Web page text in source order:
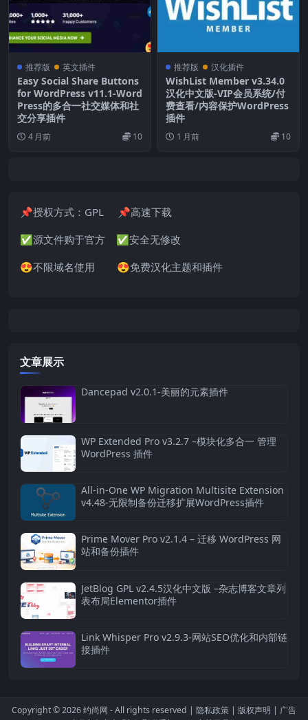
推荐版 英文插件
Easy Social Share Buttons
for WordPress v11.1-Word
Press的多合一社交媒体和社
交分享插件
4 月前 10
推荐版 汉化插件
WishList Member v3.34.0
汉化中文版-VIP会员系统/付
费查看/内容保护WordPress
插件
1 月前 10
📌授权方式：GPL 📌高速下载
✅源文件购于官方 ✅安全无修改
😍不限域名使用 😍免费汉化主题和插件
文章展示
Dancepad v2.0.1-美丽的元素插件
WP Extended Pro v3.2.7 –模块化多合一 管理
WordPress 插件
All-in-One WP Migration Multisite Extension
v4.48-无限制备份迁移扩展WordPress插件
Prime Mover Pro v2.1.4 – 迁移 WordPress 网
站和备份插件
JetBlog GPL v2.4.5汉化中文版 –杂志博客文章列
表布局Elementor插件
Link Whisper Pro v2.9.3-网站SEO优化和内部链
接插件
Copyright © 2026约尚网 - All rights reserved | 隐私政策 | 版权声明 | 广告